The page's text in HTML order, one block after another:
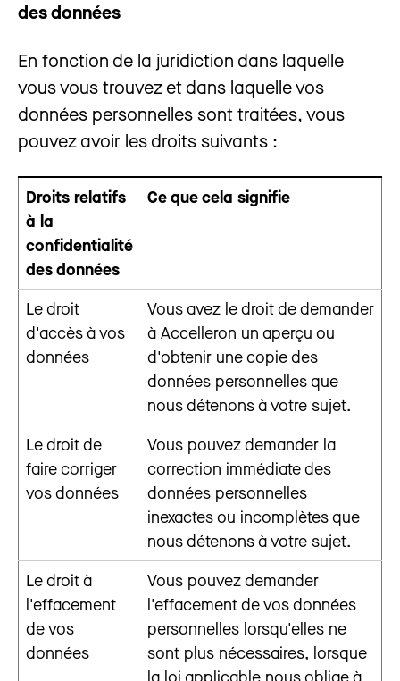
des données
En fonction de la juridiction dans laquelle
vous vous trouvez et dans laquelle vos
données personnelles sont traitées, vous
pouvez avoir les droits suivants :
Droits relatifs
à la
confidentialité
des données
Ce que cela signifie
Le droit
d'accès à vos
données
Vous avez le droit de demander
à Accelleron un aperçu ou
d'obtenir une copie des
données personnelles que
nous détenons à votre sujet.
Le droit de
faire corriger
vos données
Vous pouvez demander la
correction immédiate des
données personnelles
inexactes ou incomplètes que
nous détenons à votre sujet.
Le droit à
l'effacement
de vos
données
Vous pouvez demander
l'effacement de vos données
personnelles lorsqu'elles ne
sont plus nécessaires, lorsque
la loi applicable nous oblige à